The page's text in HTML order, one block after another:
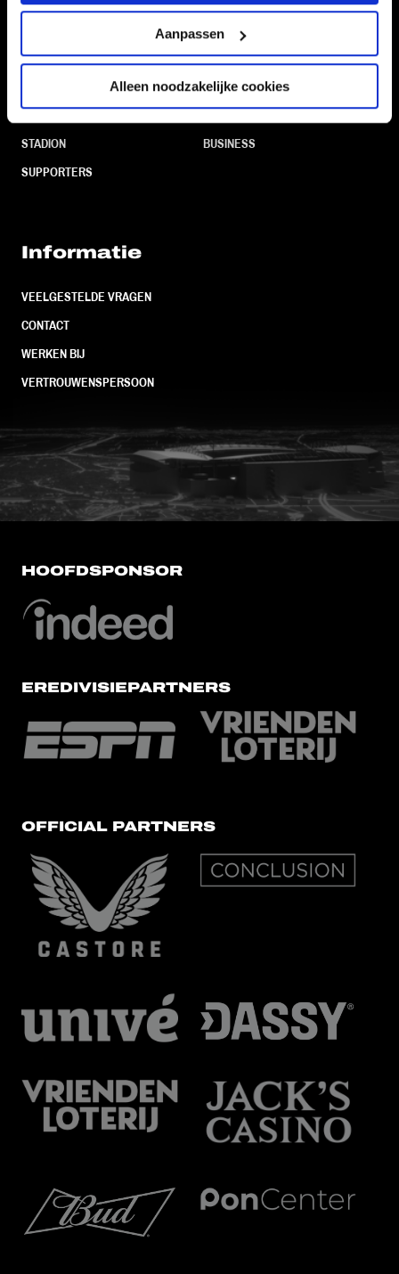
Aanpassen
Alleen noodzakelijke cookies
Navigeer naar
STADION
SUPPORTERS
FOUNDATION
BUSINESS
Informatie
VEELGESTELDE VRAGEN
CONTACT
WERKEN BIJ
VERTROUWENSPERSOON
FC Utrecht<br>vanuit<br>het
HOOFDSPONSOR
EREDIVISIEPARTNERS
OFFICIAL PARTNERS